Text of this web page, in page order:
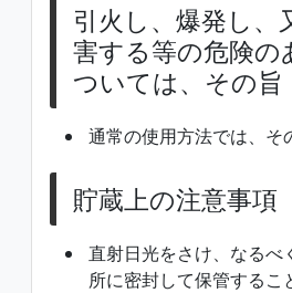
引火し、爆発し、
害する等の危険の
ついては、その旨
通常の使用方法では、そ
貯蔵上の注意事項
直射日光をさけ、なるべ
所に密封して保管するこ